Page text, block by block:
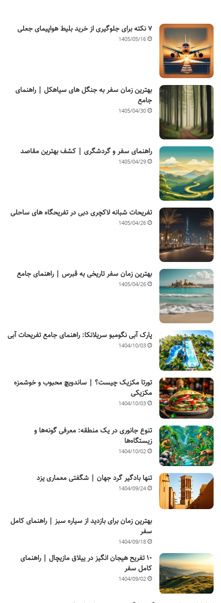
۷ نکته برای جلوگیری از خرید بلیط هواپیمای جعلی
1405/05/16
بهترین زمان سفر به جنگل های سیاهکل | راهنمای
جامع
1405/04/30
راهنمای سفر و گردشگری | کشف بهترین مقاصد
1405/04/29
تفریحات شبانه لاکچری دبی در تفریحگاه های ساحلی
1405/04/26
بهترین زمان سفر تاریخی به قبرس | راهنمای جامع
1405/04/26
پارک آبی نگومبو سریلانکا: راهنمای جامع تفریحات آبی
1404/10/03
تورتا مکزیک چیست؟ | ساندویچ محبوب و خوشمزه
مکزیکی
1404/10/03
تنوع جانوری در یک منطقه: معرفی گونه‌ها و
زیستگاه‌ها
1404/10/02
تنها بادگیر گرد جهان | شگفتی معماری یزد
1404/09/24
بهترین زمان برای بازدید از سیاره سبز | راهنمای کامل
سفر
1404/09/18
۱۰ تفریح هیجان انگیز در ییلاق مازیچال | راهنمای
کامل سفر
1404/09/02